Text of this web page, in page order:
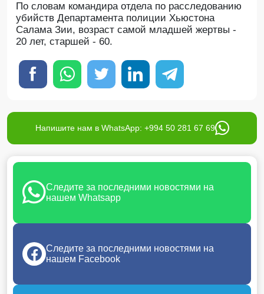
По словам командира отдела по расследованию
убийств Департамента полиции Хьюстона
Салама Зии, возраст самой младшей жертвы -
20 лет, старшей - 60.
Напишите нам в WhatsApp: +994 50 281 67 69
Следите за последними новостями на
нашем Whatsapp
Следите за последними новостями на
нашем Facebook